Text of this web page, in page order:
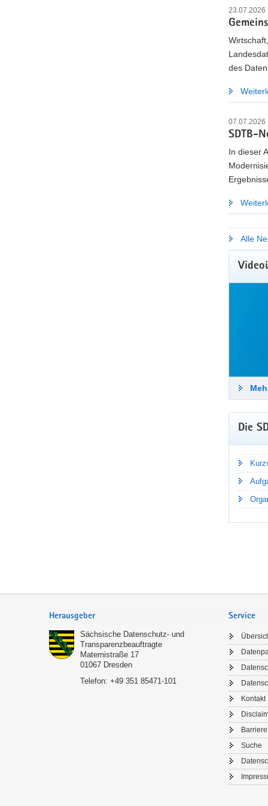
Mit
Tipps
23.07.2026
des
07.07.2026
SDTB-
In dieser
Alle
Die
Herausgeber
Sächsische Datenschutz- und
Transparenzbeauftragte
Maternistraße 17
01067 Dresden
Telefon: +49 351 85471-101
Service
Kontakt
Suche